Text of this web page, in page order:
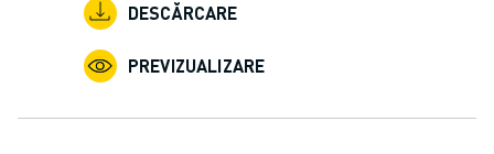
DESCĂRCARE
PREVIZUALIZARE